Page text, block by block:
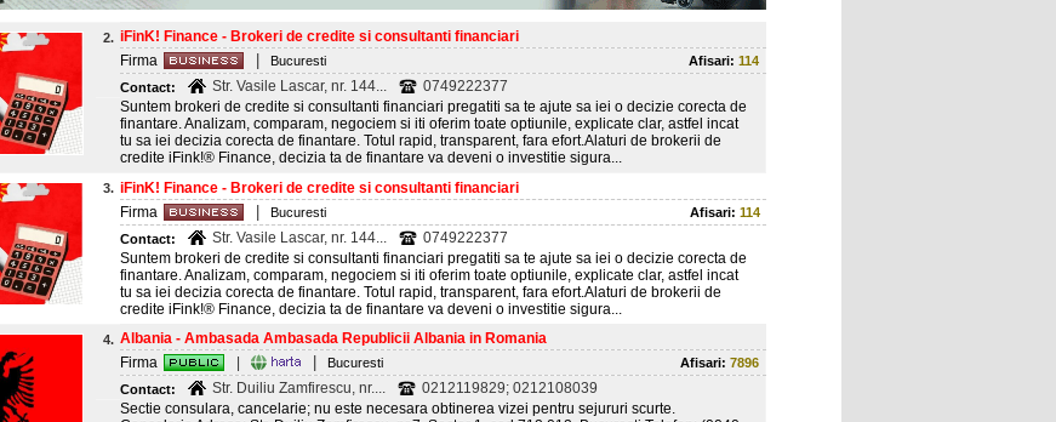
2. iFinK! Finance - Brokeri de credite si consultanti financiari
Firma
Bucuresti Afisari: 114
Contact:
Str. Vasile Lascar, nr. 144...
0749222377
Suntem brokeri de credite si consultanti financiari pregatiti sa te ajute sa iei o decizie corecta de
finantare. Analizam, comparam, negociem si iti oferim toate optiunile, explicate clar, astfel incat
tu sa iei decizia corecta de finantare. Totul rapid, transparent, fara efort.Alaturi de brokerii de
credite iFink!® Finance, decizia ta de finantare va deveni o investitie sigura...
3. iFinK! Finance - Brokeri de credite si consultanti financiari
Firma
Bucuresti Afisari: 114
Contact:
Str. Vasile Lascar, nr. 144...
0749222377
Suntem brokeri de credite si consultanti financiari pregatiti sa te ajute sa iei o decizie corecta de
finantare. Analizam, comparam, negociem si iti oferim toate optiunile, explicate clar, astfel incat
tu sa iei decizia corecta de finantare. Totul rapid, transparent, fara efort.Alaturi de brokerii de
credite iFink!® Finance, decizia ta de finantare va deveni o investitie sigura...
4. Albania - Ambasada Ambasada Republicii Albania in Romania
Firma
Bucuresti Afisari: 7896
Contact:
Str. Duiliu Zamfirescu, nr....
0212119829; 0212108039
Sectie consulara, cancelarie; nu este necesara obtinerea vizei pentru sejururi scurte.